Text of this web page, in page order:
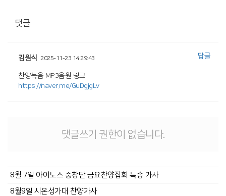
댓글
김원식 2025-11-23 14:29:43
https://naver.me/GuDgjgLv
답글
댓글쓰기 권한이 없습니다.
8월 7일 아이노스 중창단 금요찬양집회 특송 가사
8월9일 시온성가대 찬양가사